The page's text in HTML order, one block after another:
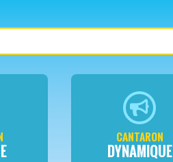
CANTARON
DYNAMIQUE